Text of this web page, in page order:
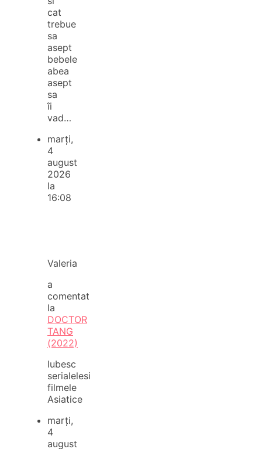
cat
trebue
sa
asept
bebele
abea
asept
sa
îi
vad…
marți,
4
august
2026
la
16:08
Valeria
a
comentat
la
DOCTOR
TANG
(2022)
Iubesc
serialelesi
filmele
Asiatice
marți,
4
august